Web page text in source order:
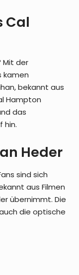
Cal
Mit der
kamen
bekannt aus
Hampton
das
hin.
Heder
sind sich
aus Filmen
übernimmt. Die
die optische